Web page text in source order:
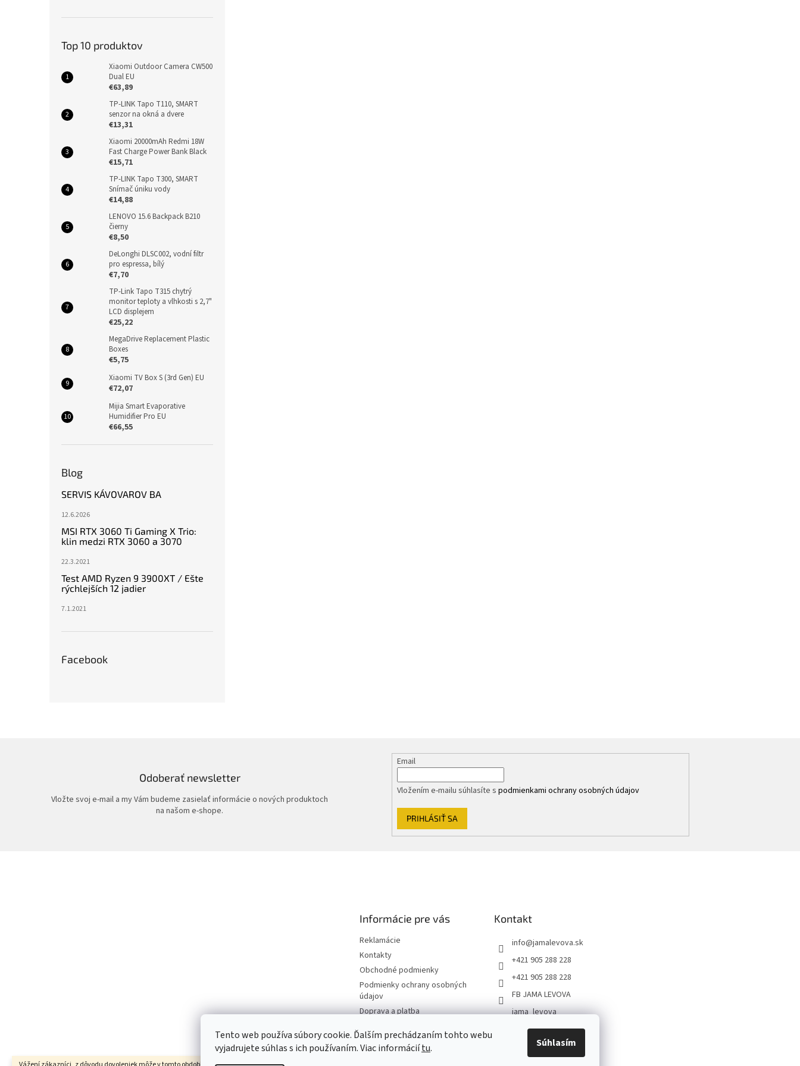
Tento web používa súbory cookie. Ďalším prechádzaním tohto webu
vyjadrujete súhlas s ich používaním. Viac informáciítu. Súhlasím
Top 10 produktov
Xiaomi Outdoor Camera CW500
Dual EU
€63,89
TP-LINK Tapo T110, SMART
senzor na okná a dvere
€13,31
Xiaomi 20000mAh Redmi 18W
Fast Charge Power Bank Black
€15,71
TP-LINK Tapo T300, SMART
Snímač úniku vody
€14,88
LENOVO 15.6 Backpack B210
čierny
€8,50
DeLonghi DLSC002, vodní filtr
pro espressa, bílý
€7,70
TP-Link Tapo T315 chytrý
monitor teploty a vlhkosti s 2,7"
LCD displejem
€25,22
MegaDrive Replacement Plastic
Boxes
€5,75
Xiaomi TV Box S (3rd Gen) EU
€72,07
Mijia Smart Evaporative
Humidifier Pro EU
€66,55
Blog
SERVIS KÁVOVAROV BA
12.6.2026
MSI RTX 3060 Ti Gaming X Trio:
klin medzi RTX 3060 a 3070
22.3.2021
Test AMD Ryzen 9 3900XT / Ešte
rýchlejších 12 jadier
7.1.2021
Facebook
Odoberať newsletter
Vložte svoj e-mail a my Vám budeme zasielať informácie o nových produktoch
na našom e-shope.
Email
Vložením e-mailu súhlasíte spodmienkami ochrany osobných údajov
PRIHLÁSIŤ SA
Informácie pre vás
Reklamácie
Kontakty
Obchodné podmienky
Podmienky ochrany osobných
údajov
Doprava a platba
Kontakt
info@jamalevova.sk
+421 905 288 228
+421 905 288 228
FB JAMA LEVOVA
jama_levova
JamaLevova
+421905288228